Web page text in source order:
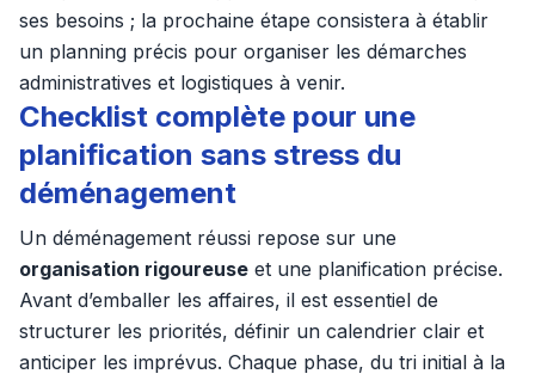
ses besoins ; la prochaine étape consistera à établir
un planning précis pour organiser les démarches
administratives et logistiques à venir.
Checklist complète pour une
planification sans stress du
déménagement
Un déménagement réussi repose sur une
organisation rigoureuse et une planification précise.
Avant d’emballer les affaires, il est essentiel de
structurer les priorités, définir un calendrier clair et
anticiper les imprévus. Chaque phase, du tri initial à la